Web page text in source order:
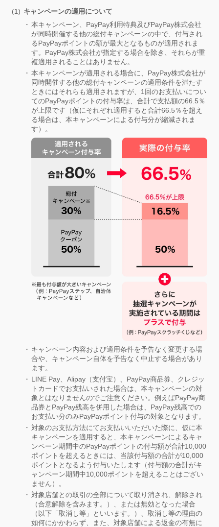
キャンペーンの適用について
本キャンペーン、PayPay利用特典及びPayPay株式会社
が同時開催する他の総付キャンペーンの中で、付与され
るPayPayポイントの額が最大となるものが適用されま
す。PayPay株式会社が指定する場合を除き、それらが重
複適用されることはありません。
本キャンペーンが適用される場合に、PayPay株式会社が
同時開催する他の総付キャンペーンの適用条件を満たす
ときにはそれらも適用されますが、1回のお支払いについ
てのPayPayポイントの付与率は、合計で支払額の66.5％
が上限です（仮にそれぞれ適用すると合計66.5％を超え
る場合は、本キャンペーンによる付与分が縮減されま
す）。
キャンペーン内容および適用条件を予告なく変更する場
合や、キャンペーン自体を予告なく中止する場合があり
ます。
LINE Pay、Alipay（支付宝）、PayPay商品券、クレジッ
トカードでお支払いされた場合は、本キャンペーンの対
象とはなりませんのでご注意ください。例えばPayPay商
品券とPayPay残高を併用した場合は、PayPay残高での
お支払い分のみPayPayポイント付与の対象となります。
対象のお支払方法にてお支払いいただいた際に、仮に本
キャンペーンを適用すると、本キャンペーンによるキャ
ンペーン期間中のPayPayポイントの付与額が合計10,000
ポイントを超えるときには、当該付与額の合計が10,000
ポイントとなるよう付与いたします（付与額の合計がキ
ャンペーン期間中10,000ポイントを超えることはござい
ません）。
対象店舗との取引の全部について取り消され、解除され
（合意解除を含みます。）、または無効となった場合
（以下「取消し等」といいます。）、取消し等の理由の
如何にかかわらず、また、対象店舗による返金の有無に